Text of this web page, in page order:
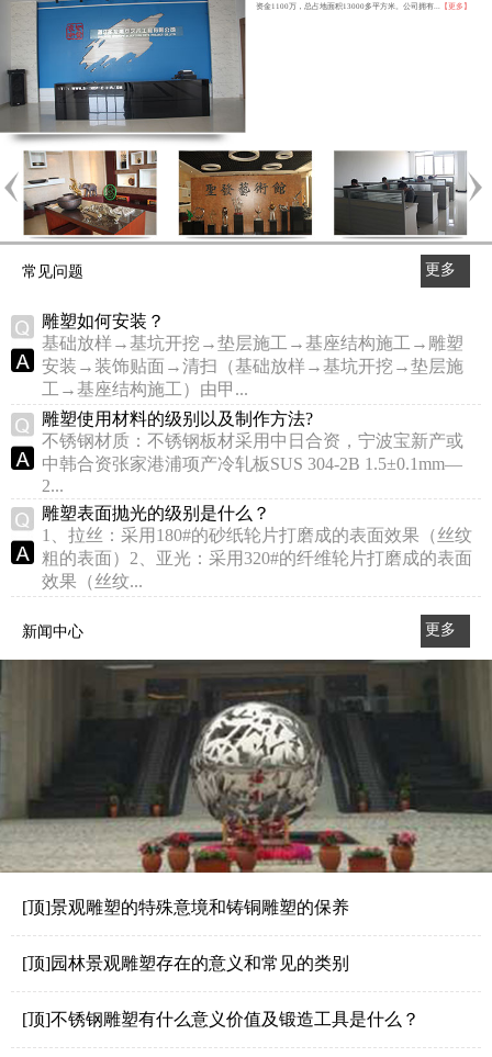
资金1100万，总占地面积13000多平方米。公司拥有...
【更多】
常见问题
更多
雕塑如何安装？
基础放样→基坑开挖→垫层施工→基座结构施工→雕塑
安装→装饰贴面→清扫（基础放样→基坑开挖→垫层施
工→基座结构施工）由甲...
雕塑使用材料的级别以及制作方法?
不锈钢材质：不锈钢板材采用中日合资，宁波宝新产或
中韩合资张家港浦项产冷轧板SUS 304-2B 1.5±0.1mm—
2...
雕塑表面抛光的级别是什么？
1、拉丝：采用180#的砂纸轮片打磨成的表面效果（丝纹
粗的表面）2、亚光：采用320#的纤维轮片打磨成的表面
效果（丝纹...
新闻中心
更多
>>
[顶]景观雕塑的特殊意境和铸铜雕塑的保养
[顶]园林景观雕塑存在的意义和常见的类别
[顶]不锈钢雕塑有什么意义价值及锻造工具是什么？